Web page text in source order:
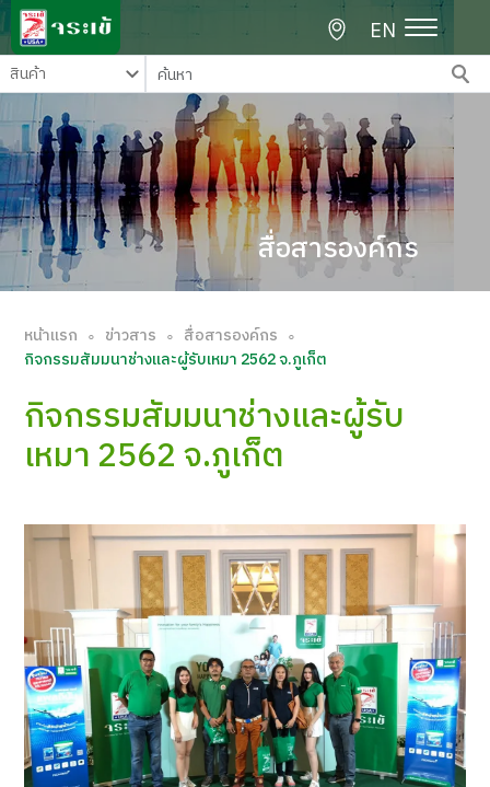
EN
สื่อสารองค์กร
หน้าแรก ∘ ข่าวสาร ∘ สื่อสารองค์กร ∘
กิจกรรมสัมมนาช่างและผู้รับเหมา 2562 จ.ภูเก็ต
กิจกรรมสัมมนาช่างและผู้รับ
เหมา 2562 จ.ภูเก็ต